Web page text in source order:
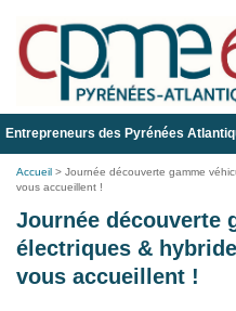
Entrepreneurs des Pyrénées
Accueil > Journée découverte gamme
vous accueillent !
Journée découverte
électriques &
vous accueillent !